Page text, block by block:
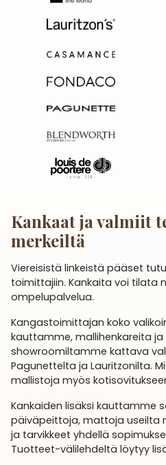
Kankaat ja
merkeiltä
Viereisistä linkeistä pääset
toimittajiin. Kankaita voi tilata
ompelupalvelua.
Kangastoimittajan koko
kauttamme, malli­henkareita
showroomiltamme kattava
Pagunettelta ja Lauritzonilta.
mallistoja myös
Kankaiden lisäksi kauttamme
päiväpeittoja, mattoja useilta
ja tarvikkeet yhdellä
Tuotteet-välilehdeltä löytyy